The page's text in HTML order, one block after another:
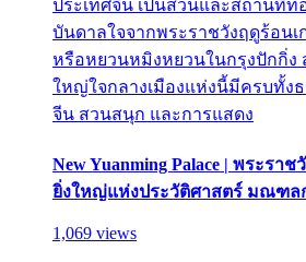
ประเทศจีน เป็นสวนและสถานที่ท่
บันดาลใจจากพระราชวังฤดูร้อนเก่
หรือหยวนหมิงหยวนในกรุงปักกิ่
ใหญ่ใจกลางเมืองแห่งนี้มีครบทั้ง
จีน สวนสนุก และการแสดง
New Yuanming Palace | พระรา
ยิ่งใหญ่แห่งประวัติศาสตร์ มณฑล
1,069 views